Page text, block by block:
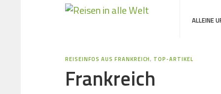
ALLEINE
REISEINFOS AUS FRANKREICH, TOP-ARTIKEL
Frankreich